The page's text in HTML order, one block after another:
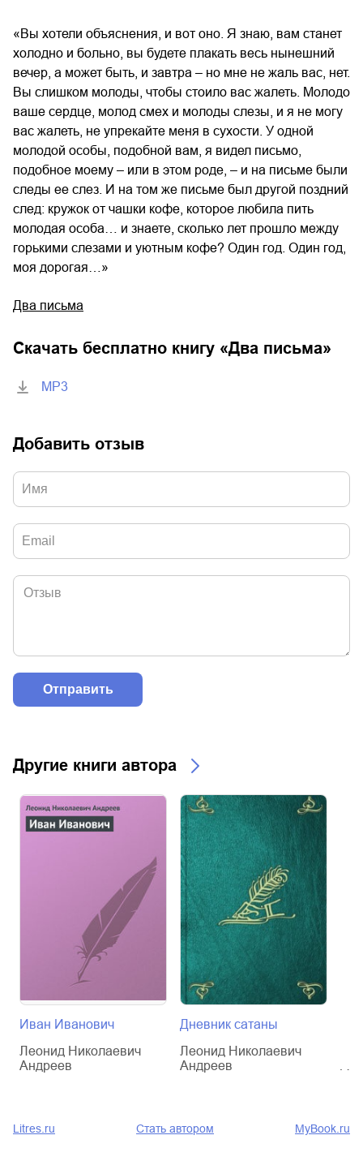
«Вы хотели объяснения, и вот оно. Я знаю, вам станет
холодно и больно, вы будете плакать весь нынешний
вечер, а может быть, и завтра – но мне не жаль вас, нет.
Вы слишком молоды, чтобы стоило вас жалеть. Молодо
ваше сердце, молод смех и молоды слезы, и я не могу
вас жалеть, не упрекайте меня в сухости. У одной
молодой особы, подобной вам, я видел письмо,
подобное моему – или в этом роде, – и на письме были
следы ее слез. И на том же письме был другой поздний
след: кружок от чашки кофе, которое любила пить
молодая особа… и знаете, сколько лет прошло между
горькими слезами и уютным кофе? Один год. Один год,
моя дорогая…»
Два письма
Скачать бесплатно книгу «Два письма»
MP3
Добавить отзыв
Другие книги автора
Иван Иванович
Леонид Николаевич
Андреев
Дневник сатаны
Леонид Николаевич
Андреев
Litres.ru Стать автором MyBook.ru